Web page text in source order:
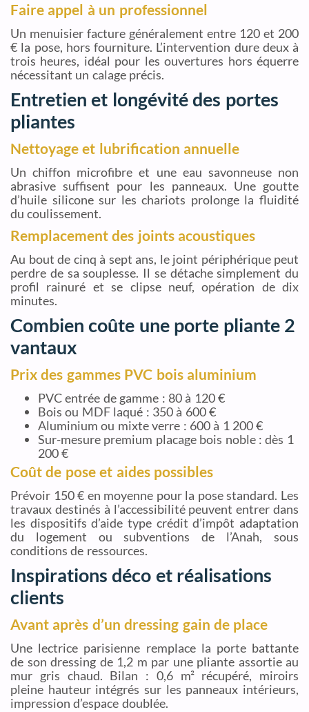
Faire appel à un professionnel
Un menuisier facture généralement entre 120 et 200
€ la pose, hors fourniture. L’intervention dure deux à
trois heures, idéal pour les ouvertures hors équerre
nécessitant un calage précis.
Entretien et longévité des portes
pliantes
Nettoyage et lubrification annuelle
Un chiffon microfibre et une eau savonneuse non
abrasive suffisent pour les panneaux. Une goutte
d’huile silicone sur les chariots prolonge la fluidité
du coulissement.
Remplacement des joints acoustiques
Au bout de cinq à sept ans, le joint périphérique peut
perdre de sa souplesse. Il se détache simplement du
profil rainuré et se clipse neuf, opération de dix
minutes.
Combien coûte une porte pliante 2
vantaux
Prix des gammes PVC bois aluminium
PVC entrée de gamme : 80 à 120 €
Bois ou MDF laqué : 350 à 600 €
Aluminium ou mixte verre : 600 à 1 200 €
Sur-mesure premium placage bois noble : dès 1
200 €
Coût de pose et aides possibles
Prévoir 150 € en moyenne pour la pose standard. Les
travaux destinés à l’accessibilité peuvent entrer dans
les dispositifs d’aide type crédit d’impôt adaptation
du logement ou subventions de l’Anah, sous
conditions de ressources.
Inspirations déco et réalisations
clients
Avant après d’un dressing gain de place
Une lectrice parisienne remplace la porte battante
de son dressing de 1,2 m par une pliante assortie au
mur gris chaud. Bilan : 0,6 m² récupéré, miroirs
pleine hauteur intégrés sur les panneaux intérieurs,
impression d’espace doublée.